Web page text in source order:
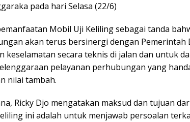
pada hari Selasa (22/6)
Mobil Uji Keliling sebagai tanda
akan terus bersinergi dengan Pemerintah
keselamatan secara teknis di jalan dan untuk
pelayanan perhubungan yang
nilai tambah.
Ricky Djo mengatakan maksud dan tujuan
ini adalah untuk menjawab persoalan